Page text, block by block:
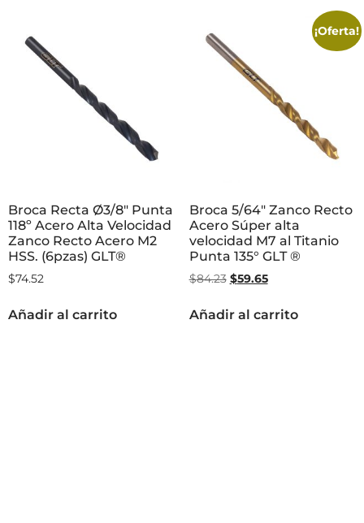
Broca Recta Ø3/8″ Punta
118º Acero Alta Velocidad
Zanco Recto Acero M2
HSS. (6pzas) GLT®
$74.52
Añadir al carrito
¡Oferta!
Broca 5/64″ Zanco Recto
Acero Súper alta
velocidad M7 al Titanio
Punta 135° GLT ®
$84.23 $59.65
Añadir al carrito